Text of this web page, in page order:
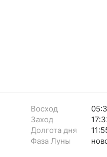
Восход
Заход
Долгота дня
Фаза Луны